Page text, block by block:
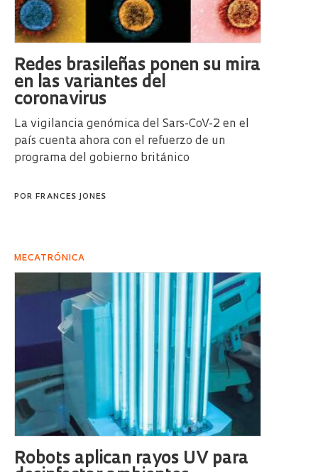
Redes brasileñas ponen su mira
en las variantes del
coronavirus
La vigilancia genómica del Sars-CoV-2 en el
país cuenta ahora con el refuerzo de un
programa del gobierno británico
POR FRANCES JONES
MECATRÓNICA
Robots aplican rayos UV para